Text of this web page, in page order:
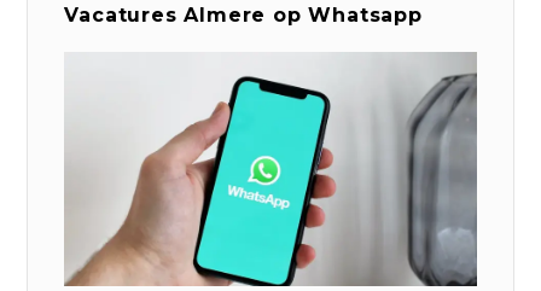
Vacatures Almere op Whatsapp